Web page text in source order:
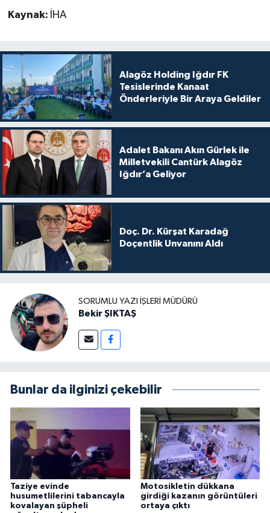
Kaynak: İHA
Alagöz Holding Iğdır FK
Tesislerinde Kanaat
Önderleriyle Bir Araya Geldiler
Adalet Bakanı Akın Gürlek ile
Milletvekili Cantürk Alagöz
Iğdır’a Geliyor
Doç. Dr. Kürşat Karadağ
Doçentlik Unvanını Aldı
SORUMLU YAZI İŞLERI MÜDÜRÜ
Bekir ŞIKTAŞ
Bunlar da ilginizi çekebilir
Taziye evinde
husumetlilerini tabancayla
kovalayan şüpheli
Motosikletin dükkana
girdiği kazanın görüntüleri
ortaya çıktı